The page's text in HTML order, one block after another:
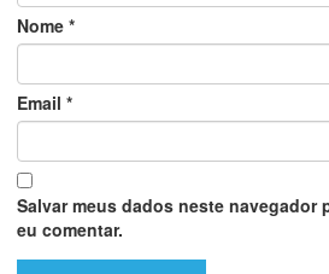
Nome *
Email *
Salvar meus dados neste navegador
eu comentar.